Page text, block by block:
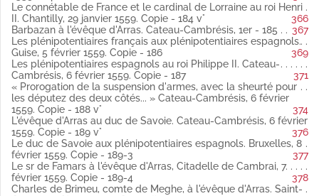
Fol. 140 vo L'évêque d'Arras au duc de Savoie. Arras, 2
décembre 1558 latin
Copie (Publié par Weiss).
Fol. 145 vo « Mémoire donné au sr de Warluzel par les srs
plénipotentiaires pour ce qu'il devra dire au maréchal de Saint-
André » latin
Copie.
Fol. 146 « Forme de l'assurance qui se devra prendre du
maréchal de Saint-André » latin
Copie.
Fol. 146 vo Lettre de créance sur le sr de Warluzel, adressée au
maréchal de Saint-André. Arras, 2 décembre 1558 latin
Copie.
Fol. 147 Le sr de Warluzel aux plénipotentiaires espagnols.
Abbaye du Mont-Saint-Eloi, 5 décembre 1558 espagnol
Fol. 147 vo Le maréchal de Saint-André aux plénipotentiaires
espagnols. Doullens, 3 décembre 1558 latin
Le connétable de France et le cardinal de Lorraine au roi Henri
II. Chantilly, 29 janvier 1559. Copie - 184 v°
366
Barbazan à l'évêque d'Arras. Cateau-Cambrésis, 1er - 185
367
Les plénipotentiaires français aux plénipotentiaires espagnols.
Guise, 5 février 1559. Copie - 186
369
Les plénipotentiaires espagnols au roi Philippe II. Cateau-
Cambrésis, 6 février 1559. Copie - 187
371
« Prorogation de la suspension d'armes, avec la sheurté pour
les députez des deux côtés... » Cateau-Cambrésis, 6 février
1559. Copie - 188 v°
374
L'évêque d'Arras au duc de Savoie. Cateau-Cambrésis, 6 février
1559. Copie - 189 v°
376
Le duc de Savoie aux plénipotentiaires espagnols. Bruxelles, 8
février 1559. Copie - 189-3
377
Le sr de Famars à l'évêque d'Arras, Citadelle de Cambrai, 7
février 1559. Copie - 189-4
378
Charles de Brimeu, comte de Meghe, à l'évêque d'Arras. Saint-